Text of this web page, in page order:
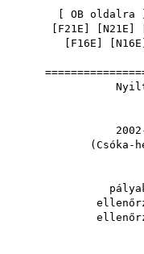
OB oldalra
F21E N21E
F16E N16E
Nyilt
2002-
(Csóka-